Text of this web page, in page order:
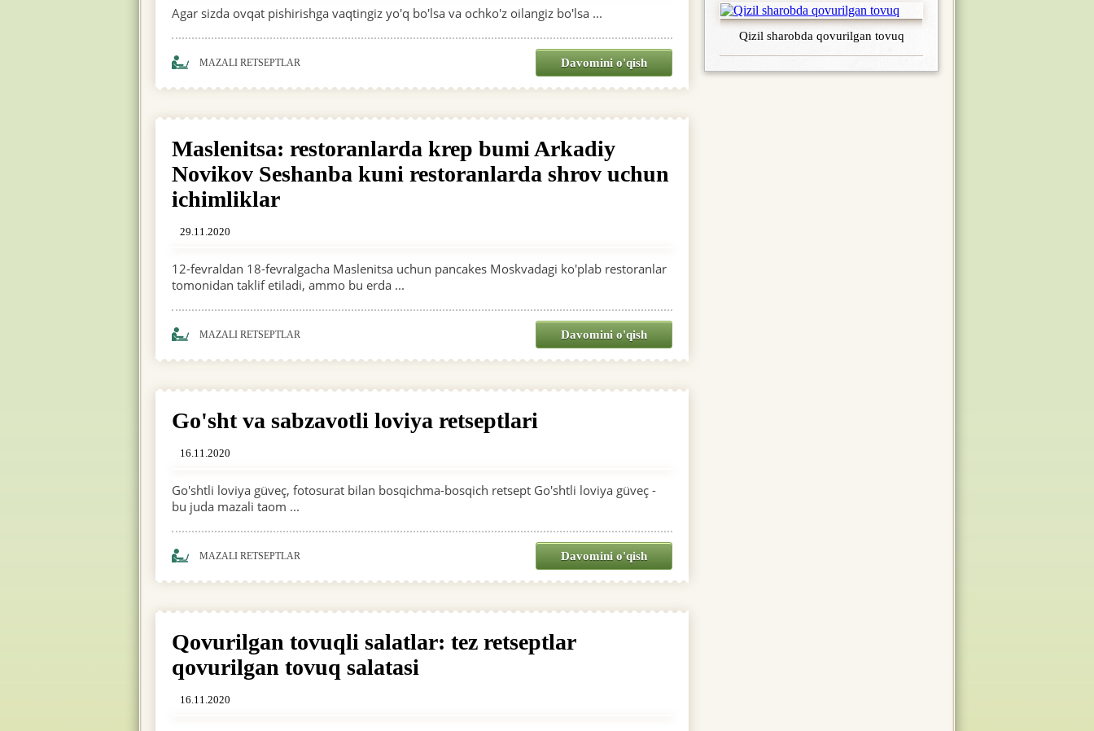
Agar sizda ovqat pishirishga vaqtingiz yo'q bo'lsa va ochko'z oilangiz bo'lsa ...
MAZALI RETSEPTLAR Davomini o'qish
Maslenitsa: restoranlarda krep bumi Arkadiy
Novikov Seshanba kuni restoranlarda shrov uchun
ichimliklar
29.11.2020
12-fevraldan 18-fevralgacha Maslenitsa uchun pancakes Moskvadagi ko'plab restoranlar
tomonidan taklif etiladi, ammo bu erda ...
MAZALI RETSEPTLAR Davomini o'qish
Go'sht va sabzavotli loviya retseptlari
16.11.2020
Go'shtli loviya güveç, fotosurat bilan bosqichma-bosqich retsept Go'shtli loviya güveç -
bu juda mazali taom ...
MAZALI RETSEPTLAR Davomini o'qish
Qovurilgan tovuqli salatlar: tez retseptlar
qovurilgan tovuq salatasi
16.11.2020
Qizil sharobda qovurilgan tovuq